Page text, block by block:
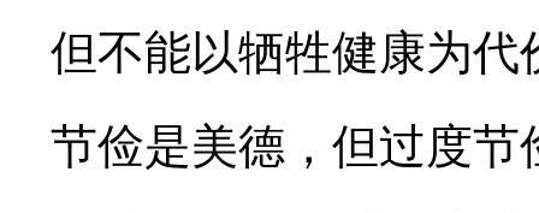
但不能以牺牲健康为代
节俭是美德，但过度